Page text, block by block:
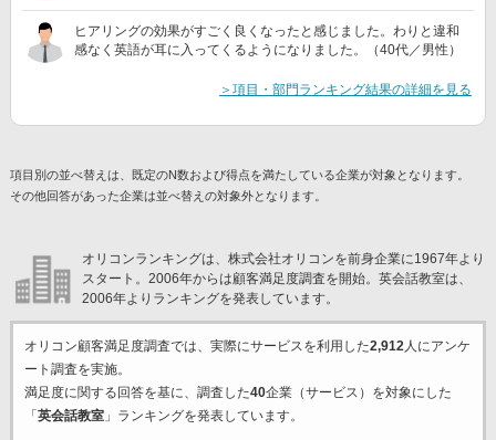
ヒアリングの効果がすごく良くなったと感じました。わりと違和
感なく英語が耳に入ってくるようになりました。（40代／男性）
＞項目・部門ランキング結果の詳細を見る
項目別の並べ替えは、既定のN数および得点を満たしている企業が対象となります。
その他回答があった企業は並べ替えの対象外となります。
オリコンランキングは、株式会社オリコンを前身企業に1967年より
スタート。2006年からは顧客満足度調査を開始。英会話教室は、
2006年よりランキングを発表しています。
オリコン顧客満足度調査では、実際にサービスを利用した2,912人にアンケ
ート調査を実施。
満足度に関する回答を基に、調査した40企業（サービス）を対象にした
「 英会話教室」ランキングを発表しています。